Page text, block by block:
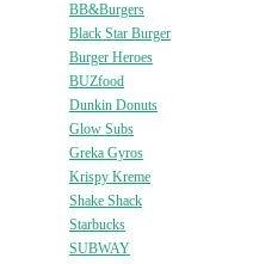
BB&Burgers
Black Star Burger
Burger Heroes
BUZfood
Dunkin Donuts
Glow Subs
Greka Gyros
Krispy Kreme
Shake Shack
Starbucks
SUBWAY